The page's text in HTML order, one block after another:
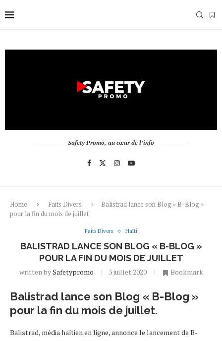
Safety Promo, au cœur de l’info
Home Faits Divers
Balistrad lance son Blog « B-Blog »
pour la fin du mois de juillet
Faits Divers Haïti
BALISTRAD LANCE SON BLOG « B-BLOG »
POUR LA FIN DU MOIS DE JUILLET
written bySafetypromo 3 juillet 2020 Bookmark
Balistrad lance son Blog « B-Blog »
pour la fin du mois de juillet.
Balistrad, média haïtien en ligne, annonce le lancement de B-